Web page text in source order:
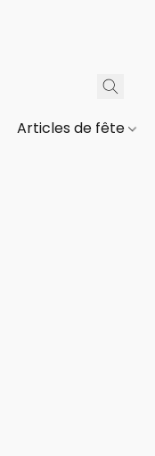
Articles de fête